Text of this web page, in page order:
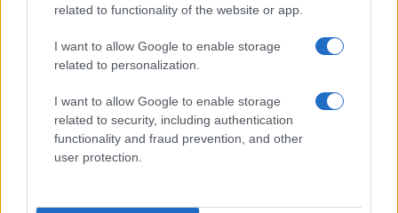
related to functionality of the website or app.
I want to allow Google to enable storage
related to personalization.
I want to allow Google to enable storage
related to security, including authentication
functionality and fraud prevention, and other
user protection.
Réparations automobiles 2025: le guide malin pour réduire la
Infos Rédaction · 27 Août 2025